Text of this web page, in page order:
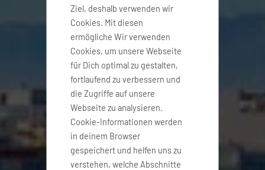
Ziel, deshalb verwenden wir
Cookies. Mit diesen
ermögliche Wir verwenden
Cookies, um unsere Webseite
für Dich optimal zu gestalten,
fortlaufend zu verbessern und
die Zugriffe auf unsere
Webseite zu analysieren.
Cookie-Informationen werden
in deinem Browser
gespeichert und helfen uns zu
verstehen, welche Abschnitte